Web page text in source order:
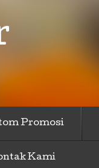
Promosi
Kami